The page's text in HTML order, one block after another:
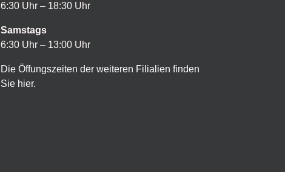
6:30 Uhr – 18:30 Uhr
Samstags
6:30 Uhr – 13:00 Uhr
Die Öffungszeiten der weiteren Filialien finden
Sie hier.